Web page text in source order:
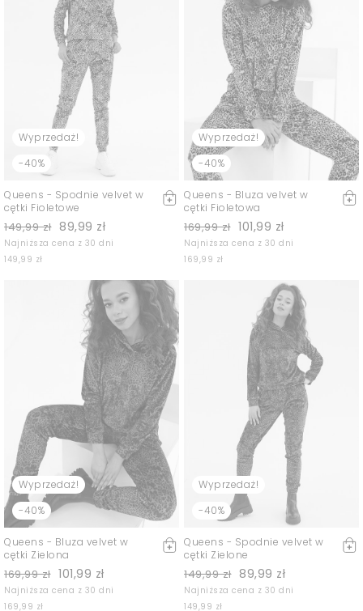
Wyprzedaż!
-40%
Queens - Spodnie velvet w
cętki Fioletowe
149,99 zł 89,99 zł
Najniższa cena z 30 dni
149,99 zł
Wyprzedaż!
-40%
Queens - Bluza velvet w
cętki Fioletowa
169,99 zł 101,99 zł
Najniższa cena z 30 dni
169,99 zł
Wyprzedaż!
-40%
Queens - Bluza velvet w
cętki Zielona
169,99 zł 101,99 zł
Najniższa cena z 30 dni
169,99 zł
Wyprzedaż!
-40%
Queens - Spodnie velvet w
cętki Zielone
149,99 zł 89,99 zł
Najniższa cena z 30 dni
149,99 zł